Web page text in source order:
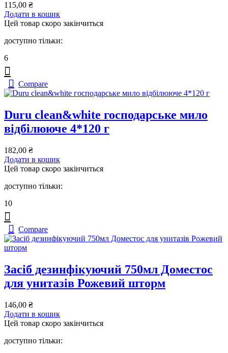
115,00 ₴
Додати в кошик
Цей товар скоро закінчиться
доступно тільки:
6
Compare
Duru clean&white господарське мило
відбілююче 4*120 г
182,00 ₴
Додати в кошик
Цей товар скоро закінчиться
доступно тільки:
10
Compare
Засіб дезинфікуючий 750мл Доместос
для унитазів Рожевий шторм
146,00 ₴
Додати в кошик
Цей товар скоро закінчиться
доступно тільки: